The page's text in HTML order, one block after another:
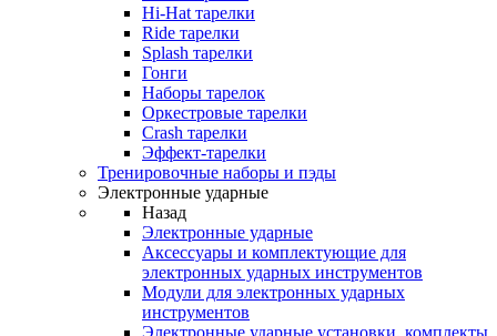
Hi-Hat тарелки
Ride тарелки
Splash тарелки
Гонги
Наборы тарелок
Оркестровые тарелки
Сrash тарелки
Эффект-тарелки
Тренировочные наборы и пэды
Электронные ударные
Назад
Электронные ударные
Аксессуары и комплектующие для
электронных ударных инструментов
Модули для электронных ударных
инструментов
Электронные ударные установки, комплекты